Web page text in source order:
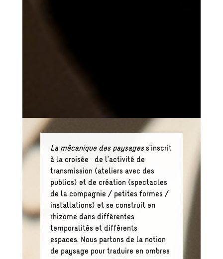
La mécanique des paysagess’inscrit
à la croisée de l’activité de
transmission (ateliers avec des
publics) et de création (spectacles
de la compagnie / petites formes /
installations) et se construit en
rhizome dans différentes
temporalités et différents
espaces. Nous partons de la notion
de paysage pour traduire en ombres